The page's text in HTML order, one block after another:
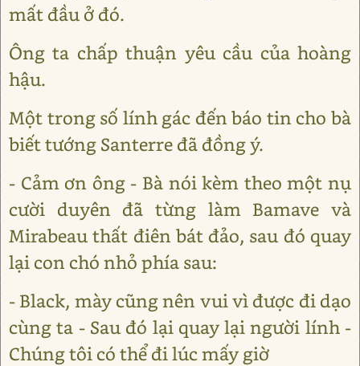
mất đầu ở đó.
Ông ta chấp thuận yêu cầu của hoàng
hậu.
Một trong số lính gác đến báo tin cho bà
biết tướng Santerre đã đồng ý.
- Cảm ơn ông - Bà nói kèm theo một nụ
cười duyên đã từng làm Bamave và
Mirabeau thất điên bát đảo, sau đó quay
lại con chó nhỏ phía sau:
- Black, mày cũng nên vui vì được đi dạo
cùng ta - Sau đó lại quay lại người lính -
Chúng tôi có thể đi lúc mấy giờ